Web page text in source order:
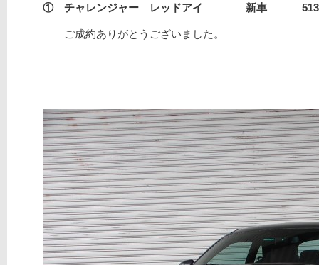
① チャレンジャー レッドアイ 新車
ご成約ありがとうございました。